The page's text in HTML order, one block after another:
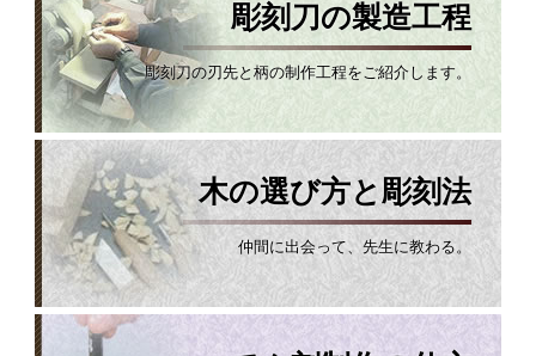
彫刻刀の製造工程
彫刻刀の刃先と柄の制作工程をご紹介します。
木の選び方と彫刻法
仲間に出会って、先生に教わる。